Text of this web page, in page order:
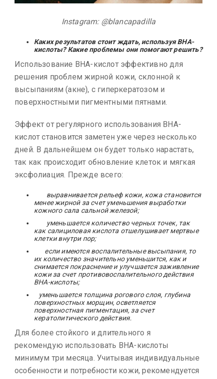
Instagram: @blancapadilla
Каких результатов стоит ждать, используя BHA-
кислоты? Какие проблемы они помогают решить?
Использование ВНА-кислот эффективно для
решения проблем жирной кожи, склонной к
высыпаниям (акне), с гиперкератозом и
поверхностными пигментными пятнами.
Эффект от регулярного использования ВНА-
кислот становится заметен уже через несколько
дней. В дальнейшем он будет только нарастать,
так как происходит обновление клеток и мягкая
эксфолиация. Прежде всего:
выравнивается рельеф кожи, кожа становится
менее жирной за счет уменьшения выработки
кожного сала сальной железой;
уменьшается количество черных точек, так
как салициловая кислота отшелушивает мертвые
клетки внутри пор;
если имеются воспалительные высыпания, то
их количество значительно уменьшится, как и
снимается покраснение и улучшается заживление
кожи за счет противовоспалительного действия
ВНА-кислоты;
уменьшается толщина рогового слоя, глубина
поверхностных морщин, осветляется
поверхностная пигментация, за счет
кератолитического действия.
Для более стойкого и длительного я
рекомендую использовать ВНА-кислоты
минимум три месяца. Учитывая индивидуальные
особенности и потребности кожи, рекомендуется